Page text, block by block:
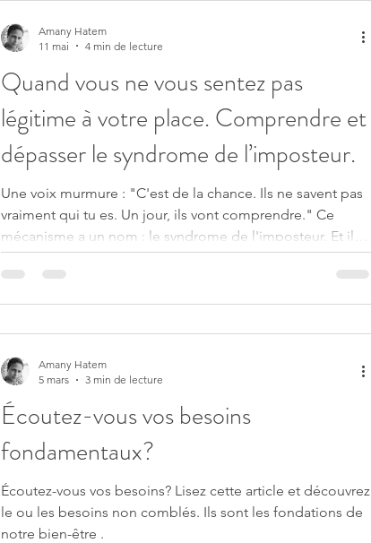
Quand vous ne vous sentez pas
légitime à votre place. Comprendre et
dépasser le syndrome de l’imposteur.
Une voix murmure : "C'est de la chance. Ils ne savent pas
vraiment qui tu es. Un jour, ils vont comprendre." Ce
mécanisme a un nom : le syndrome de l'imposteur. Et il
est bien plus répandu qu'on ne le croit. Focus sur le
syndrome de l’imposteur
Amany Hatem
11 mai
4 min de lecture
Écoutez-vous vos besoins
fondamentaux?
Écoutez-vous vos besoins? Lisez cette article et découvrez
le ou les besoins non comblés. Ils sont les fondations de
notre bien-être .
Amany Hatem
5 mars
3 min de lecture